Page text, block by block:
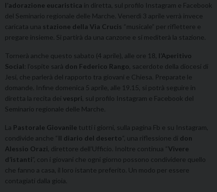
l’adorazione eucaristica in diretta, sul profilo Instagram e Facebook
del Seminario regionale delle Marche. Venerdì 3 aprile verrà invece
caricata una stazione della Via Crucis “musicale” per riflettere e
pregare insieme. Si partirà da una canzone e si mediterà la stazione.
Tornerà anche questo sabato (4 aprile), alle ore 18, l’Aperitivo
Social: l’ospite sarà don Federico Rango , sacerdote della diocesi di
Jesi, che parlerà del rapporto tra giovani e Chiesa. Preparate le
domande. Infine domenica 5 aprile, alle 19.15, si potrà seguire in
diretta la recita dei vespri , sul profilo Instagram e Facebook del
Seminario regionale delle Marche.
La Pastorale Giovanile tutti i giorni, sulla pagina Fb e su Instagram,
condivide anche “Il diario del deserto“, una riflessione di don
Alessio Orazi , direttore dell’Ufficio. Inoltre continua “Vivere
d’istanti”, con i giovani che ogni giorno possono condividere quello
che fanno a casa, il loro istante preferito. Un modo per essere
contagiati dalla gioia.